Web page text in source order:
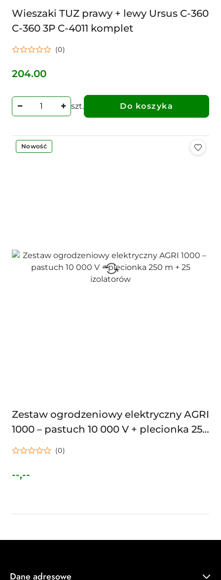
Wieszaki TUZ prawy + lewy Ursus C-360
C-360 3P C-4011 komplet
(0)
Cena:
204.00
szt. Do koszyka
Nowość
Zestaw ogrodzeniowy elektryczny AGRI
1000 – pastuch 10 000 V + plecionka 250
m + 25 izolatorów
(0)
Cena:
--,--
Dane adresowe